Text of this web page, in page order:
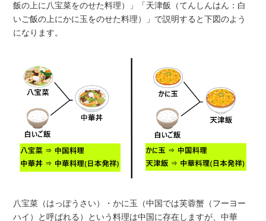
飯の上に八宝菜をのせた料理）」「天津飯（てんしんはん：白
いご飯の上にかに玉をのせた料理）」で説明すると下図のよう
になります。
八宝菜（はっぽうさい）・かに玉（中国では芙蓉蟹（フーヨー
ハイ）と呼ばれる）という料理は中国に存在しますが、中華